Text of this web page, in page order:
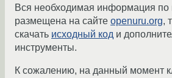
Вся необходимая информация по
размещена на сайте openuru.org,
скачать исходный код и
инструменты.
К сожалению, на данный момент